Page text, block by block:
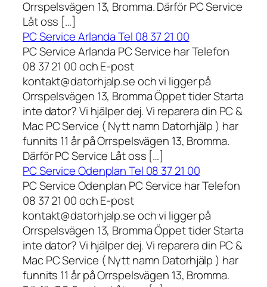
Orrspelsvägen 13, Bromma. Därför PC Service
Låt oss […]
PC Service Arlanda Tel 08 37 21 00
PC Service Arlanda PC Service har Telefon
08 37 21 00 och E-post
kontakt@datorhjalp.se och vi ligger på
Orrspelsvägen 13, Bromma Öppet tider Starta
inte dator? Vi hjälper dej. Vi reparera din PC &
Mac PC Service ( Nytt namn Datorhjälp ) har
funnits 11 år på Orrspelsvägen 13, Bromma.
Därför PC Service Låt oss […]
PC Service Odenplan Tel 08 37 21 00
PC Service Odenplan PC Service har Telefon
08 37 21 00 och E-post
kontakt@datorhjalp.se och vi ligger på
Orrspelsvägen 13, Bromma Öppet tider Starta
inte dator? Vi hjälper dej. Vi reparera din PC &
Mac PC Service ( Nytt namn Datorhjälp ) har
funnits 11 år på Orrspelsvägen 13, Bromma.